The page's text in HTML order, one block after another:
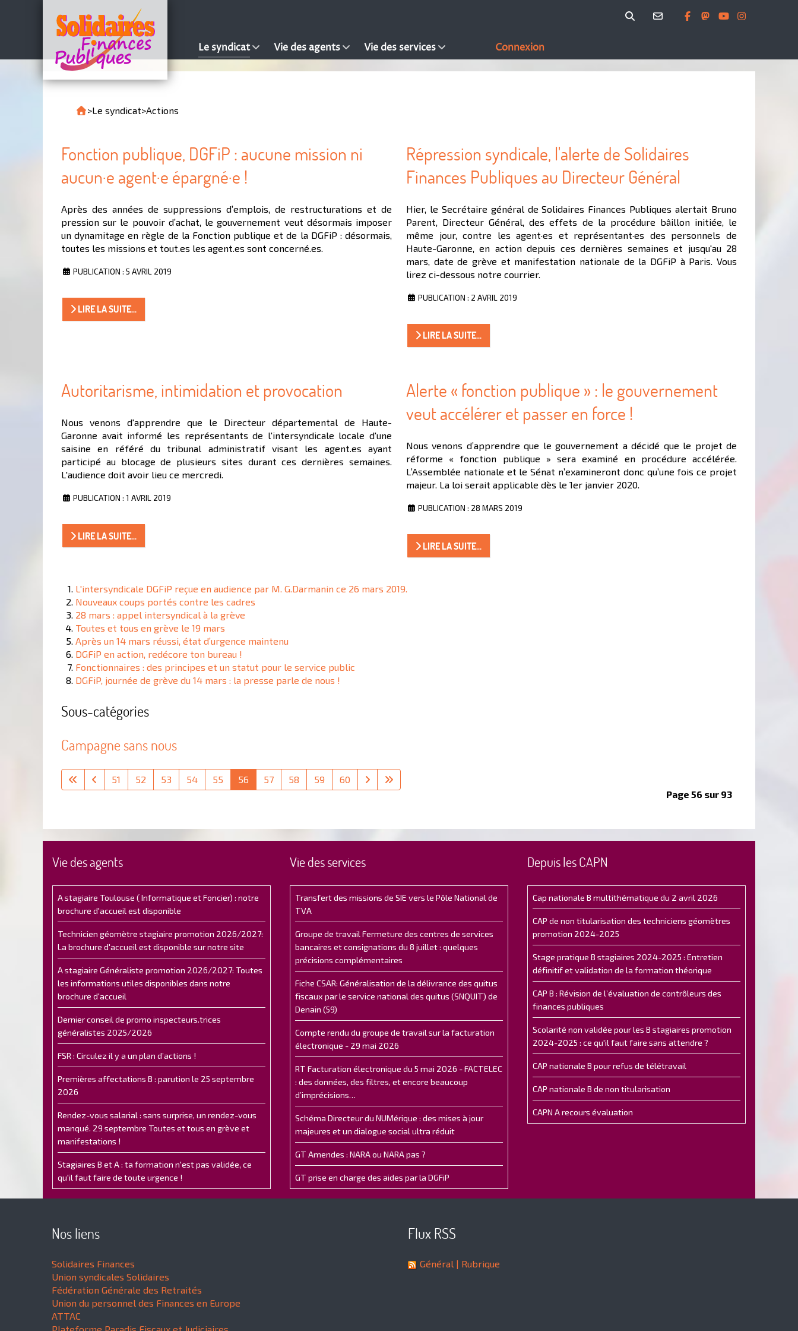
Le syndicat Vie des agents Vie des services Connexion
>Le syndicat>Actions
Fonction publique, DGFiP : aucune mission ni
aucun·e agent·e épargné·e !
Après des années de suppressions d’emplois, de restructurations et de
pression sur le pouvoir d’achat, le gouvernement veut désormais imposer
un dynamitage en règle de la Fonction publique et de la DGFiP : désormais,
toutes les missions et tout.es les agent.es sont concerné.es.
PUBLICATION : 5 AVRIL 2019
LIRE LA SUITE...
Répression syndicale, l'alerte de Solidaires
Finances Publiques au Directeur Général
Hier, le Secrétaire général de Solidaires Finances Publiques alertait Bruno
Parent, Directeur Général, des effets de la procédure bâillon initiée, le
même jour, contre les agent·es et représentant·es des personnels de
Haute-Garonne, en action depuis ces dernières semaines et jusqu'au 28
mars, date de grève et manifestation nationale de la DGFiP à Paris. Vous
lirez ci-dessous notre courrier.
PUBLICATION : 2 AVRIL 2019
LIRE LA SUITE...
Autoritarisme, intimidation et provocation
Nous venons d'apprendre que le Directeur départemental de Haute-
Garonne avait informé les représentants de l'intersyndicale locale d'une
saisine en référé du tribunal administratif visant les agent.es ayant
participé au blocage de plusieurs sites durant ces dernières semaines.
L'audience doit avoir lieu ce mercredi.
PUBLICATION : 1 AVRIL 2019
LIRE LA SUITE...
Alerte « fonction publique » : le gouvernement
veut accélérer et passer en force !
Nous venons d’apprendre que le gouvernement a décidé que le projet de
réforme « fonction publique » sera examiné en procédure accélérée.
L’Assemblée nationale et le Sénat n’examineront donc qu’une fois ce projet
majeur. La loi serait applicable dès le 1er janvier 2020.
PUBLICATION : 28 MARS 2019
LIRE LA SUITE...
L'intersyndicale DGFiP reçue en audience par M. G.Darmanin ce 26 mars 2019.
Nouveaux coups portés contre les cadres
28 mars : appel intersyndical à la grève
Toutes et tous en grève le 19 mars
Après un 14 mars réussi, état d’urgence maintenu
DGFiP en action, redécore ton bureau !
Fonctionnaires : des principes et un statut pour le service public
DGFiP, journée de grève du 14 mars : la presse parle de nous !
Sous-catégories
Campagne sans nous
Page 56 sur 93
51 52 53 54 55 56 57 58 59 60
Vie des agents
A stagiaire Toulouse ( Informatique et Foncier) : notre
brochure d'accueil est disponible
Technicien géomètre stagiaire promotion 2026/2027:
La brochure d'accueil est disponible sur notre site
A stagiaire Généraliste promotion 2026/2027: Toutes
les informations utiles disponibles dans notre
brochure d'accueil
Dernier conseil de promo inspecteurs.trices
généralistes 2025/2026
FSR : Circulez il y a un plan d’actions !
Premières affectations B : parution le 25 septembre
2026
Rendez-vous salarial : sans surprise, un rendez-vous
manqué. 29 septembre Toutes et tous en grève et
manifestations !
Stagiaires B et A : ta formation n'est pas validée, ce
qu'il faut faire de toute urgence !
Vie des services
Transfert des missions de SIE vers le Pôle National de
TVA
Groupe de travail Fermeture des centres de services
bancaires et consignations du 8 juillet : quelques
précisions complémentaires
Fiche CSAR: Généralisation de la délivrance des quitus
fiscaux par le service national des quitus (SNQUIT) de
Denain (59)
Compte rendu du groupe de travail sur la facturation
électronique - 29 mai 2026
RT Facturation électronique du 5 mai 2026 - FACTELEC
: des données, des filtres, et encore beaucoup
d’imprécisions…
Schéma Directeur du NUMérique : des mises à jour
majeures et un dialogue social ultra réduit
GT Amendes : NARA ou NARA pas ?
GT prise en charge des aides par la DGFiP
Depuis les CAPN
Cap nationale B multithématique du 2 avril 2026
CAP de non titularisation des techniciens géomètres
promotion 2024-2025
Stage pratique B stagiaires 2024-2025 : Entretien
définitif et validation de la formation théorique
CAP B : Révision de l’évaluation de contrôleurs des
finances publiques
Scolarité non validée pour les B stagiaires promotion
2024-2025 : ce qu'il faut faire sans attendre ?
CAP nationale B pour refus de télétravail
CAP nationale B de non titularisation
CAPN A recours évaluation
Nos liens
Solidaires Finances
Union syndicales Solidaires
Fédération Générale des Retraités
Union du personnel des Finances en Europe
ATTAC
Flux RSS
Général | Rubrique